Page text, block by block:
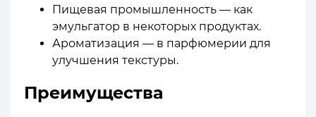
Пищевая промышленность — как
эмульгатор в некоторых продуктах.
Ароматизация — в парфюмерии для
улучшения текстуры.
Преимущества